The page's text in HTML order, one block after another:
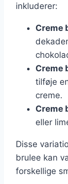
inkluderer:
Creme
Creme
tilføje
creme.
Creme
eller
Disse
brulee kan
forskellige